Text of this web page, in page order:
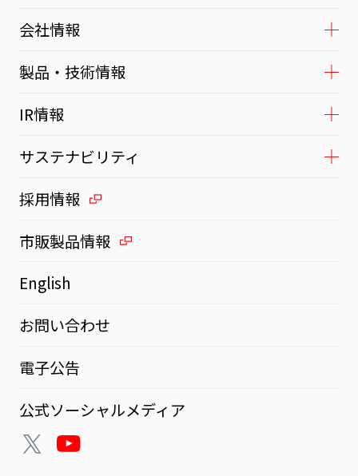
会社情報
製品・技術情報
IR情報
サステナビリティ
採用情報
市販製品情報
English
お問い合わせ
電子公告
公式ソーシャルメディア